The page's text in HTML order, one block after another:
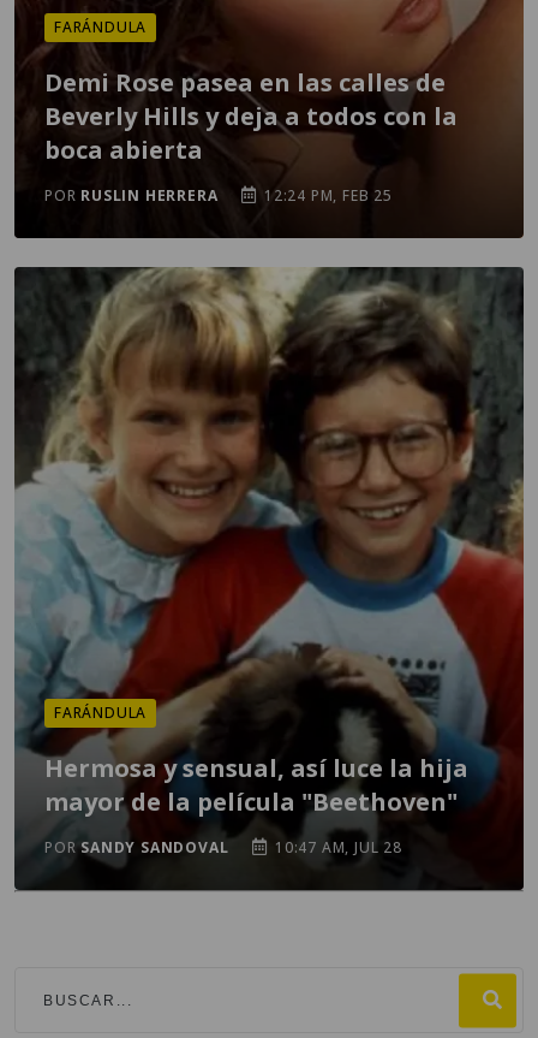
FARÁNDULA
Demi Rose pasea en las calles de
Beverly Hills y deja a todos con la
boca abierta
POR RUSLIN HERRERA 12:24 PM, FEB 25
FARÁNDULA
Hermosa y sensual, así luce la hija
mayor de la película "Beethoven"
PORSANDY SANDOVAL 10:47 AM, JUL 28